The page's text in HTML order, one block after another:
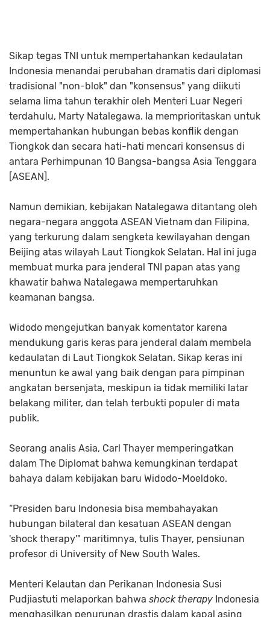
Sikap tegas TNI untuk mempertahankan kedaulatan
Indonesia menandai perubahan dramatis dari diplomasi
tradisional "non-blok" dan "konsensus" yang diikuti
selama lima tahun terakhir oleh Menteri Luar Negeri
terdahulu, Marty Natalegawa. Ia memprioritaskan untuk
mempertahankan hubungan bebas konflik dengan
Tiongkok dan secara hati-hati mencari konsensus di
antara Perhimpunan 10 Bangsa-bangsa Asia Tenggara
[ASEAN].
Namun demikian, kebijakan Natalegawa ditantang oleh
negara-negara anggota ASEAN Vietnam dan Filipina,
yang terkurung dalam sengketa kewilayahan dengan
Beijing atas wilayah Laut Tiongkok Selatan. Hal ini juga
membuat murka para jenderal TNI papan atas yang
khawatir bahwa Natalegawa mempertaruhkan
keamanan bangsa.
Widodo mengejutkan banyak komentator karena
mendukung garis keras para jenderal dalam membela
kedaulatan di Laut Tiongkok Selatan. Sikap keras ini
menuntun ke awal yang baik dengan para pimpinan
angkatan bersenjata, meskipun ia tidak memiliki latar
belakang militer, dan telah terbukti populer di mata
publik.
Seorang analis Asia, Carl Thayer memperingatkan
dalam The Diplomat bahwa kemungkinan terdapat
bahaya dalam kebijakan baru Widodo-Moeldoko.
“Presiden baru Indonesia bisa membahayakan
hubungan bilateral dan kesatuan ASEAN dengan
'shock therapy'" maritimnya, tulis Thayer, pensiunan
profesor di University of New South Wales.
Menteri Kelautan dan Perikanan Indonesia Susi
Pudjiastuti melaporkan bahwa shock therapy Indonesia
menghasilkan penurunan drastis dalam kapal asing